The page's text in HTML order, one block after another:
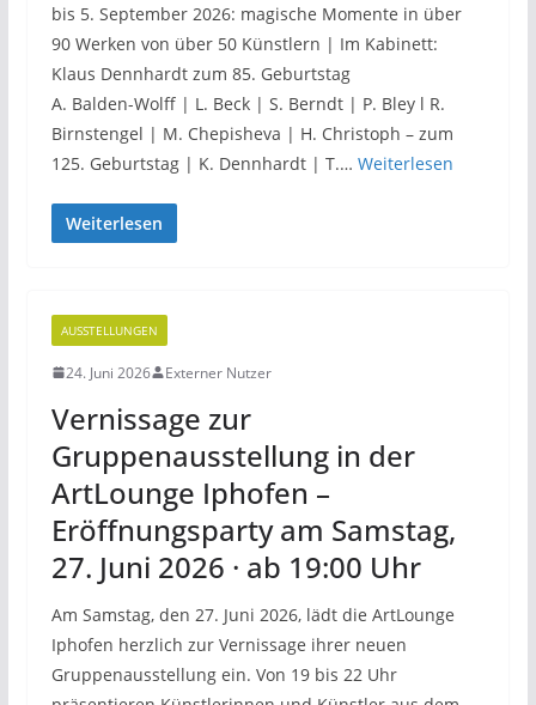
bis 5. September 2026: magische Momente in über
90 Werken von über 50 Künstlern | Im Kabinett:
Klaus Dennhardt zum 85. Geburtstag
A. Balden-Wolff | L. Beck | S. Berndt | P. Bley l R.
Birnstengel | M. Chepisheva | H. Christoph – zum
125. Geburtstag | K. Dennhardt | T.… Weiterlesen
Weiterlesen
AUSSTELLUNGEN
24. Juni 2026 Externer Nutzer
Vernissage zur
Gruppenausstellung in der
ArtLounge Iphofen –
Eröffnungsparty am Samstag,
27. Juni 2026 · ab 19:00 Uhr
Am Samstag, den 27. Juni 2026, lädt die ArtLounge
Iphofen herzlich zur Vernissage ihrer neuen
Gruppenausstellung ein. Von 19 bis 22 Uhr